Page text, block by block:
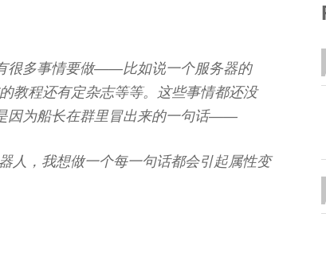
很多事情要做——比如说一个服务器的
教程还有定杂志等等。这些事情都还没
因为船长在群里冒出来的一句话——
人，我想做一个每一句话都会引起属性变